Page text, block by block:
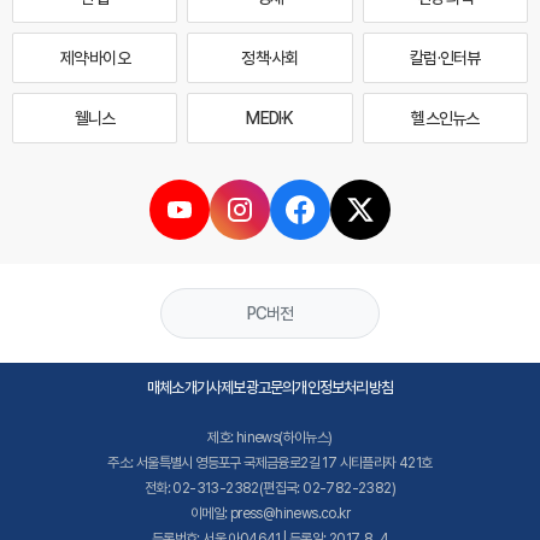
제약·바이오 정책·사회 칼럼·인터뷰
웰니스 MEDI·K 헬스인뉴스
PC버전
매체소개기사제보광고문의개인정보처리방침
제호: hinews(하이뉴스)
주소: 서울특별시 영등포구 국제금융로2길 17 시티플라자 421호
전화: 02-313-2382(편집국: 02-782-2382)
이메일: press@hinews.co.kr